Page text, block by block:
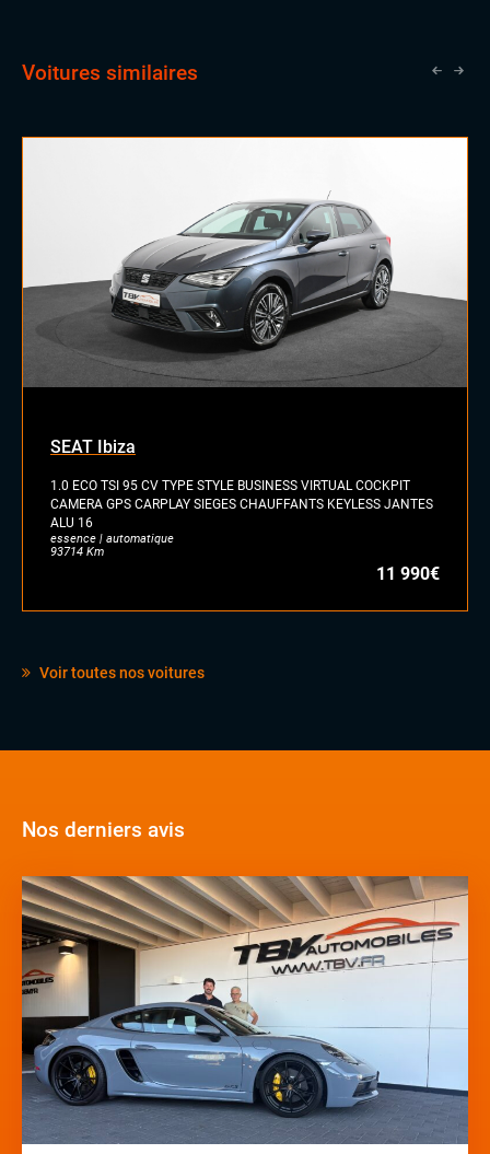
Voitures similaires
SEAT Ibiza
1.0 ECO TSI 95 CV TYPE STYLE BUSINESS VIRTUAL COCKPIT
CAMERA GPS CARPLAY SIEGES CHAUFFANTS KEYLESS JANTES
ALU 16
essence | automatique
93714 Km
11 990€
Voir toutes nos voitures
Nos derniers avis